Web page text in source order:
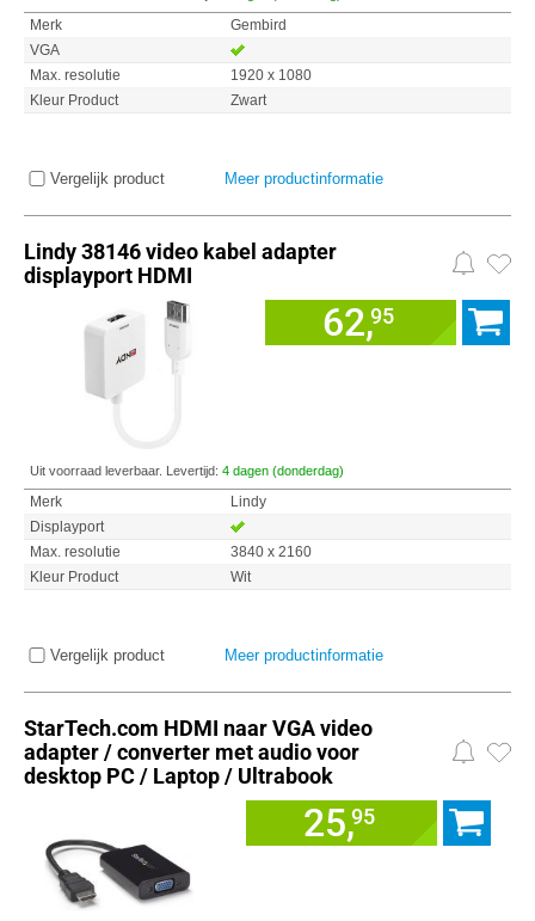
Merk
Gembird
VGA
Max. resolutie
1920 x 1080
Kleur Product
Zwart
Vergelijk product Meer productinformatie
Lindy 38146 video kabel adapter
displayport HDMI
62,95
Uit voorraad leverbaar. Levertijd: 4 dagen (donderdag)
Merk
Lindy
Displayport
Max. resolutie
3840 x 2160
Kleur Product
Wit
Vergelijk product Meer productinformatie
StarTech.com HDMI naar VGA video
adapter / converter met audio voor
desktop PC / Laptop / Ultrabook
25,95